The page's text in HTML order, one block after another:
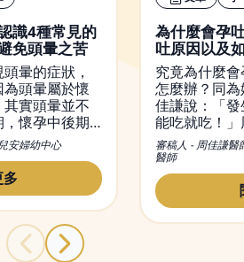
識4種常見的
免頭暈之苦
暈的症狀，
頭暈屬於懷
實頭暈並不
懷孕中後期
。然而，造
多種，從懷
出現頭暈的
法也不盡相
暈的原因，
孕頭暈的方
安婦幼中心
多
為什麼會孕
吐原因以及
究竟為什麼
怎麼辦？同
佳謙說：「
能吃就吃！
初期孕吐經
和容易引起
量多餐的進
胃酸，舒緩
審稿人 - 周佳謙醫
醫師